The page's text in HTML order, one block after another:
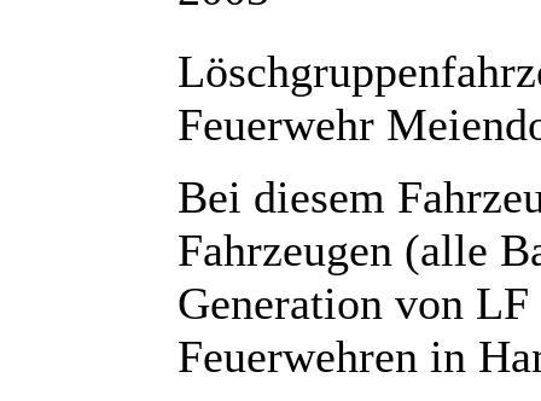
Feuerwehr
Bei diesem
Fahrzeugen (alle
Generation von
Feuerwehren in